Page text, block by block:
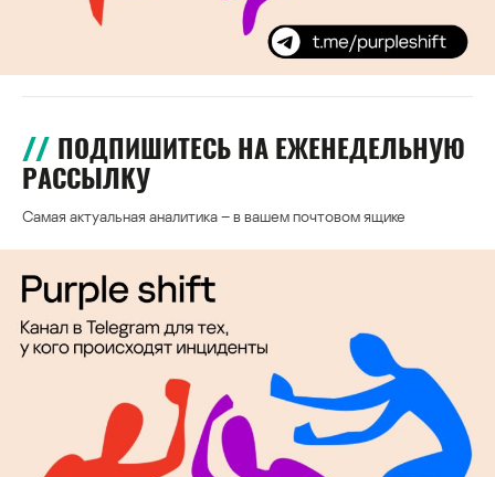
ПОДПИШИТЕСЬ НА ЕЖЕНЕДЕЛЬНУЮ
РАССЫЛКУ
Самая актуальная аналитика – в вашем почтовом ящике